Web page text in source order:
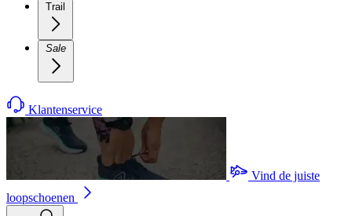
Trail
Sale
Klantenservice
Vind de juiste
loopschoenen